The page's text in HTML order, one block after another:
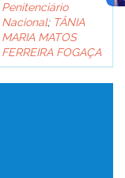
Penitenciário
Nacional; TÂNIA
MARIA MATOS
FERREIRA FOGAÇA